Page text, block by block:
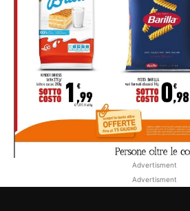
Advertisment
Advertisment